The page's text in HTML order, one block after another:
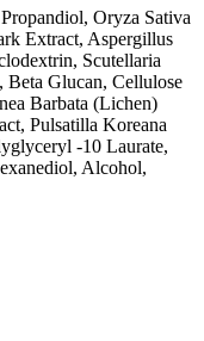
Oryza Sativa
Extract, Aspergillus
Scutellaria
Glucan, Cellulose
Barbata (Lichen)
Pulsatilla Koreana
-10 Laurate,
Alcohol,